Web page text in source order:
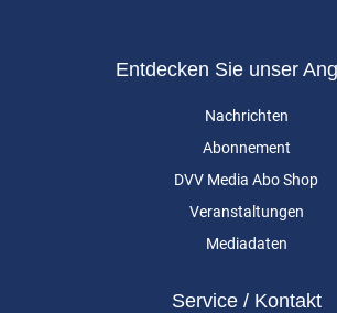
Entdecken Sie unser
Nachrichten
Abonnement
DVV Media Abo Shop
Veranstaltungen
Mediadaten
Service / Kontakt